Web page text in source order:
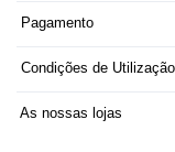
Pagamento
Condições de Utilização
As nossas lojas